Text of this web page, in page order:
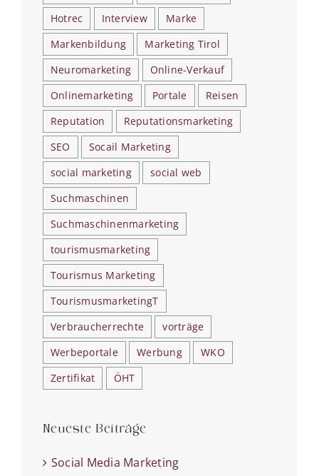
Hotrec
Interview
Marke
Markenbildung
Marketing Tirol
Neuromarketing
Online-Verkauf
Onlinemarketing
Portale
Reisen
Reputation
Reputationsmarketing
SEO
Socail Marketing
social marketing
social web
Suchmaschinen
Suchmaschinenmarketing
tourismusmarketing
Tourismus Marketing
TourismusmarketingT
Verbraucherrechte
vorträge
Werbeportale
Werbung
WKO
Zertifikat
ÖHT
Neueste Beiträge
Social Media Marketing